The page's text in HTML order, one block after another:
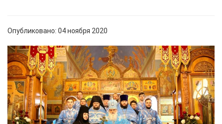
Опубликовано: 04 ноября 2020